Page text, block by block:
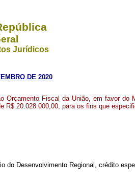
Jurídicos
DE 2020
Orçamento Fiscal da União, em favor do
R$ 20.028.000,00, para os fins que
do Desenvolvimento Regional, crédito